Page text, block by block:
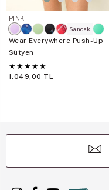
PINK
Sancak
Wear Everywhere Push-Up
Sütyen
★ ★ ★ ★ ★
1.049,00 TL